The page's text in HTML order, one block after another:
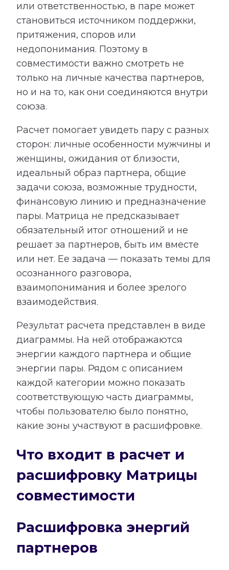
или ответственностью, в паре может
становиться источником поддержки,
притяжения, споров или
недопонимания. Поэтому в
совместимости важно смотреть не
только на личные качества партнеров,
но и на то, как они соединяются внутри
союза.
Расчет помогает увидеть пару с разных
сторон: личные особенности мужчины и
женщины, ожидания от близости,
идеальный образ партнера, общие
задачи союза, возможные трудности,
финансовую линию и предназначение
пары. Матрица не предсказывает
обязательный итог отношений и не
решает за партнеров, быть им вместе
или нет. Ее задача — показать темы для
осознанного разговора,
взаимопонимания и более зрелого
взаимодействия.
Результат расчета представлен в виде
диаграммы. На ней отображаются
энергии каждого партнера и общие
энергии пары. Рядом с описанием
каждой категории можно показать
соответствующую часть диаграммы,
чтобы пользователю было понятно,
какие зоны участвуют в расшифровке.
Что входит в расчет и
расшифровку Матрицы
совместимости
Расшифровка энергий
партнеров